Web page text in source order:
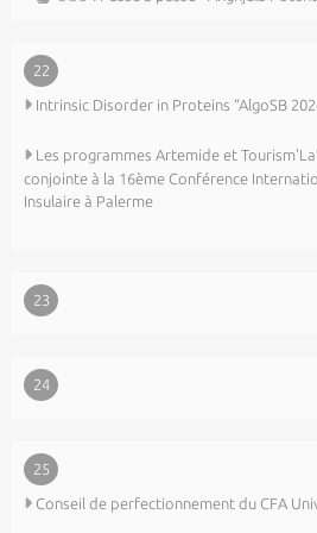
22
Intrinsic Disorder in Proteins “AlgoSB
Les programmes Artemide et
conjointe à la 16ème Conférence
Insulaire à Palerme
23
24
25
Conseil de perfectionnement du CFA